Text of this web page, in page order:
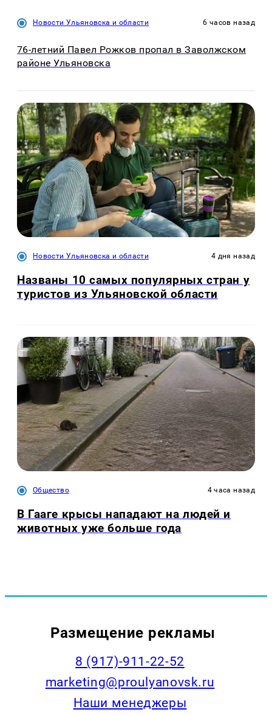
Новости Ульяновска и области 6 часов назад
76-летний Павел Рожков пропал в Заволжском
районе Ульяновска
Новости Ульяновска и области 4 дня назад
Названы 10 самых популярных стран у
туристов из Ульяновской области
Общество 4 часа назад
В Гааге крысы нападают на людей и
животных уже больше года
Размещение рекламы
8 (917)-911-22-52
marketing@proulyanovsk.ru
Наши менеджеры